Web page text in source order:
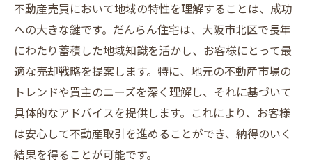
不動産売買において地域の特性を理解することは、成功
への大きな鍵です。だんらん住宅は、大阪市北区で長年
にわたり蓄積した地域知識を活かし、お客様にとって最
適な売却戦略を提案します。特に、地元の不動産市場の
トレンドや買主のニーズを深く理解し、それに基づいて
具体的なアドバイスを提供します。これにより、お客様
は安心して不動産取引を進めることができ、納得のいく
結果を得ることが可能です。